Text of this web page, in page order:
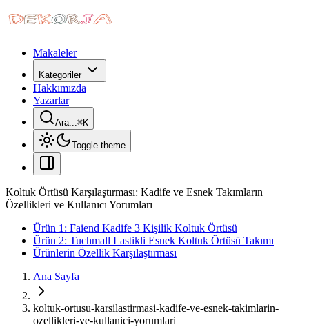
Makaleler
Kategoriler
Hakkımızda
Yazarlar
Ara...⌘K
Toggle theme
Koltuk Örtüsü Karşılaştırması: Kadife ve Esnek Takımların
Özellikleri ve Kullanıcı Yorumları
Ürün 1: Faiend Kadife 3 Kişilik Koltuk Örtüsü
Ürün 2: Tuchmall Lastikli Esnek Koltuk Örtüsü Takımı
Ürünlerin Özellik Karşılaştırması
Ana Sayfa
koltuk-ortusu-karsilastirmasi-kadife-ve-esnek-takimlarin-
ozellikleri-ve-kullanici-yorumlari